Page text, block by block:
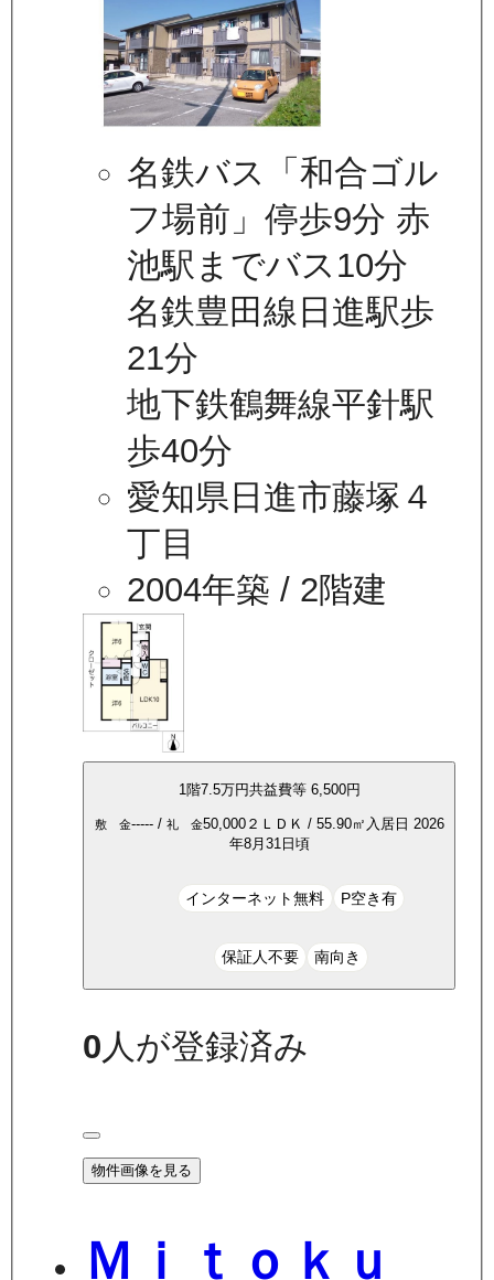
名鉄バス「和合ゴル
フ場前」停歩9分 赤
池駅までバス10分
名鉄豊田線日進駅歩
21分
地下鉄鶴舞線平針駅
歩40分
愛知県日進市藤塚４
丁目
2004年築 / 2階建
1 階7.5万円共益費等 6,500円
敷 金-----/ 礼 金50,000２ＬＤＫ / 55.90㎡ 入居日 2026
年8月31日頃
インターネット無料 P空き有
保証人不要 南向き
0 人が登録済み
物件画像を見る
Ｍｉｔｏｋｕ